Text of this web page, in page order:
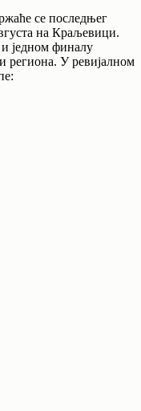
се последњег
на Краљевици.
једном финалу
региона. У ревијалном